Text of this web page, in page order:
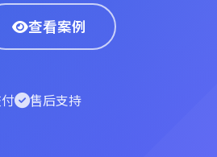
查看案例
售后支持